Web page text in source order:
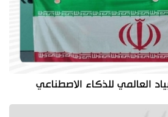
العالمي للذكاء الاصطناعي